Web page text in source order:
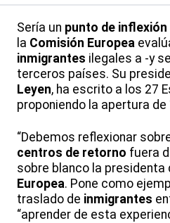
Sería un punto de inflexión
la Comisión Europea
inmigrantes ilegales a -y
terceros países. Su
Leyen, ha escrito a los 27
proponiendo la apertura de
“Debemos reflexionar
centros de retorno fuera
sobre blanco la presidenta
Europea. Pone como
traslado de inmigrantes
“aprender de esta